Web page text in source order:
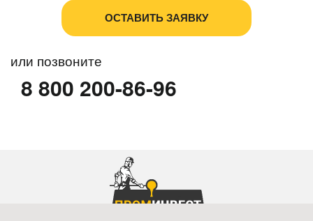
или позвоните
8 800 200-86-96